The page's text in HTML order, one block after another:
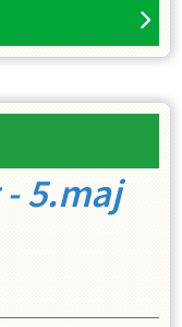
5.maj